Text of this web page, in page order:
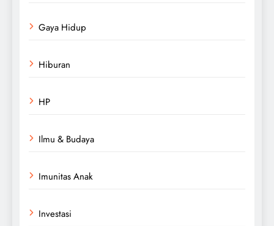
Gaya Hidup
Hiburan
HP
Ilmu & Budaya
Imunitas Anak
Investasi